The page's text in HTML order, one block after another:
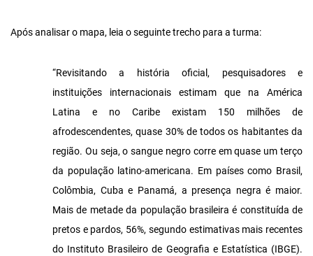
Após analisar o mapa, leia o seguinte trecho para a turma:
“Revisitando a história oficial, pesquisadores e
instituições internacionais estimam que na América
Latina e no Caribe existam 150 milhões de
afrodescendentes, quase 30% de todos os habitantes da
região. Ou seja, o sangue negro corre em quase um terço
da população latino-americana. Em países como Brasil,
Colômbia, Cuba e Panamá, a presença negra é maior.
Mais de metade da população brasileira é constituída de
pretos e pardos, 56%, segundo estimativas mais recentes
do Instituto Brasileiro de Geografia e Estatística (IBGE).